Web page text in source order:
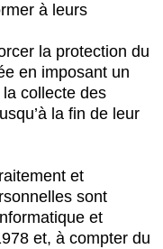
à leurs
la protection du
en imposant un
collecte des
la fin de leur
et
sont
et
et, à compter du